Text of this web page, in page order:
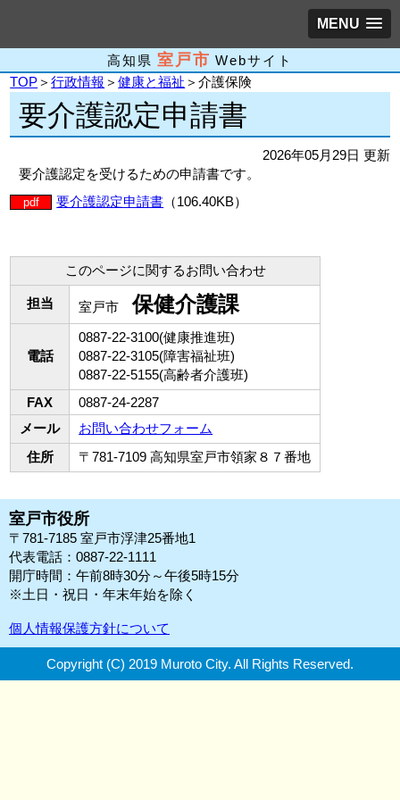
MENU
高知県 室戸市 Webサイト
TOP＞行政情報 ＞健康と福祉 ＞介護保険
要介護認定申請書
2026年05月29日 更新
要介護認定を受けるための申請書です。
pdf 要介護認定申請書 （106.40KB）
このページに関するお問い合わせ
担当 室戸市保健介護課
電話
0887-22-3100(健康推進班)
0887-22-3105(障害福祉班)
0887-22-5155(高齢者介護班)
FAX
0887-24-2287
メール
お問い合わせフォーム
住所
〒781-7109 高知県室戸市領家８７番地
室戸市役所
〒781-7185 室戸市浮津25番地1
代表電話：0887-22-1111
開庁時間：午前8時30分～午後5時15分
※土日・祝日・年末年始を除く
個人情報保護方針について
Copyright (C) 2019 Muroto City. All Rights Reserved.